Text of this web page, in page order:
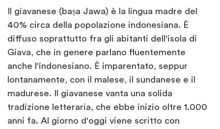
Il giavanese (baṣa Jawa) è la lingua madre del
40% circa della popolazione indonesiana. È
diffuso soprattutto fra gli abitanti dell'isola di
Giava, che in genere parlano fluentemente
anche l'indonesiano. È imparentato, seppur
lontanamente, con il malese, il sundanese e il
madurese. Il giavanese vanta una solida
tradizione letteraria, che ebbe inizio oltre 1.000
anni fa. Al giorno d'oggi viene scritto con